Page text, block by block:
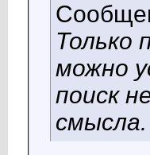
Только
можно
поиск
смысла.